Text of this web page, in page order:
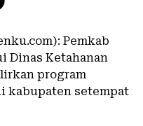
Pemkab
Dinas Ketahanan
program
kabupaten setempat